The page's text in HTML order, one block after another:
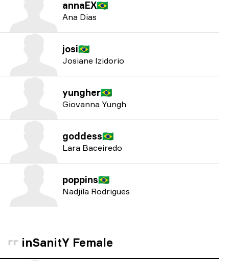
annaEX🇧🇷
Ana Dias
josi🇧🇷
Josiane Izidorio
yungher🇧🇷
Giovanna Yungh
goddess🇧🇷
Lara Baceiredo
poppins🇧🇷
Nadjila Rodrigues
inSanitY Female